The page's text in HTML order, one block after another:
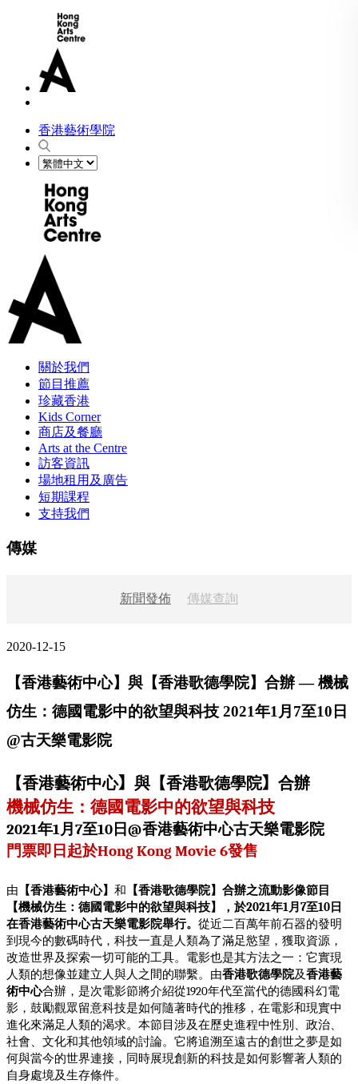
香港藝術學院
關於我們
節目推薦
珍藏香港
Kids Corner
商店及餐廳
Arts at the Centre
訪客資訊
場地租用及廣告
短期課程
支持我們
傳媒
新聞發佈 傳媒查詢
2020-12-15
【香港藝術中心】與【香港歌德學院】合辦 — 機械
仿生：德國電影中的欲望與科技 2021年1月7至10日
@古天樂電影院
【香港藝術中心】 與【香港歌德學院】 合辦
機械仿生：德國電影中的欲望與科技
2021年1月7至10日@香港藝術中心古天樂電影院
門票即日起於Hong Kong Movie 6發售
由 【香港藝術中心】 和 【香港歌德學院】合辦之流動影像節目
【機械仿生：德國電影中的欲望與科技】，於2021年1月7至10日
在香港藝術中心古天樂電影院舉行。 從近二百萬年前石器的發明
到現今的數碼時代，科技一直是人類為了滿足慾望，獲取資源，
改造世界及探索一切可能的工具。電影也是其方法之一：它實現
人類的想像並建立人與人之間的聯繫。由香港歌德學院及香港藝
術中心合辦，是次電影節將介紹從1920年代至當代的德國科幻電
影，鼓勵觀眾留意科技是如何隨著時代的推移，在電影和現實中
進化來滿足人類的渴求。本節目涉及在歷史進程中性別、政治、
社會、文化和其他領域的討論。它將追溯至遠古的創世之夢是如
何與當今的世界連接，同時展現創新的科技是如何影響著人類的
自身處境及生存條件。